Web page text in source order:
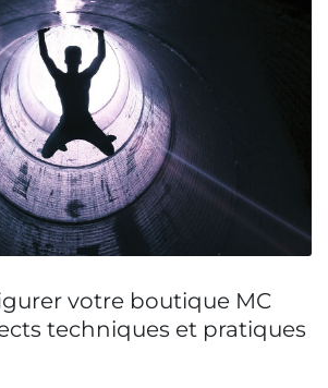
votre boutique MC
techniques et pratiques